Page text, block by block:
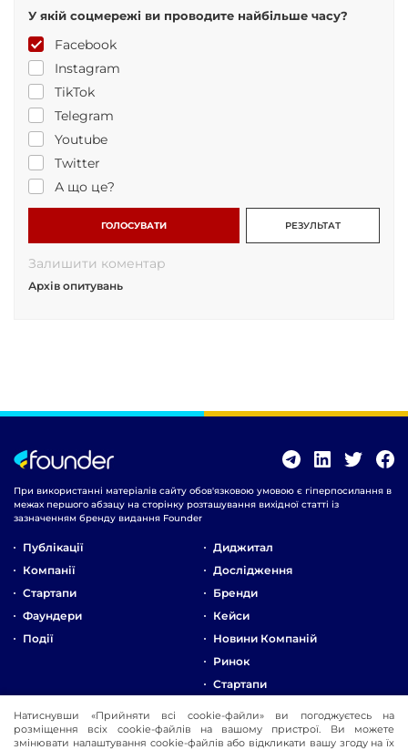
У якій соцмережі ви проводите найбільше часу?
Facebook
Instagram
TikTok
Telegram
Youtube
Twitter
А що це?
ГОЛОСУВАТИ РЕЗУЛЬТАТ
Залишити коментар
Архів опитувань
При використанні матеріалів сайту обов'язковою умовою є гіперпосилання в
межах першого абзацу на сторінку розташування вихідної статті із
зазначенням бренду видання Founder
Публікації
Компанії
Стартапи
Фаундери
Події
Диджитал
Дослідження
Бренди
Кейси
Новини Компаній
Ринок
Стартапи
Про Компанію
Реклама
Натиснувши «Прийняти всі cookie-файли» ви погоджуєтесь на
розміщення всіх cookie-файлів на вашому пристрої. Ви можете
змінювати налаштування cookie-файлів або відкликати вашу згоду на їх